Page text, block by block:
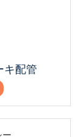
キ配管